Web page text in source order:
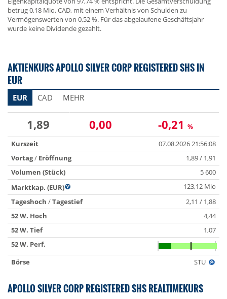
betrug 0,18 Mio. CAD, mit einem Verhältnis von Schulden zu
Vermögenswerten von 0,52 %. Für das abgelaufene Geschäftsjahr
wurde keine Dividende gezahlt.
AKTIENKURS APOLLO SILVER CORP REGISTERED SHS IN
EUR
EUR CAD MEHR
1,89 0,00 -0,21 %
Kurszeit
07.08.2026 21:56:08
Vortag/ Eröffnung
1,89 / 1,91
Volumen (Stück)
5 600
Marktkap. (EUR)
123,12 Mio
Tageshoch /Tagestief
2,11 / 1,88
52 W. Hoch
4,44
52 W. Tief
1,07
52 W. Perf.
Börse
STU
APOLLO SILVER CORP REGISTERED SHS REALTIMEKURS